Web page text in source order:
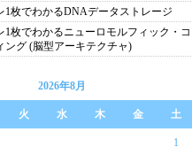
1枚でわかるDNAデータストレージ
1枚でわかるニューロモルフィック・コ
ング (脳型アーキテクチャ)
2026年8月
火 水 木 金 土
1